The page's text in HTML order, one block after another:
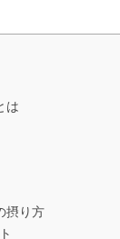
は
摂り方